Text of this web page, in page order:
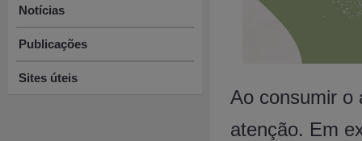
Notícias
Publicações
Sites úteis
Ao consumir o
atenção. Em